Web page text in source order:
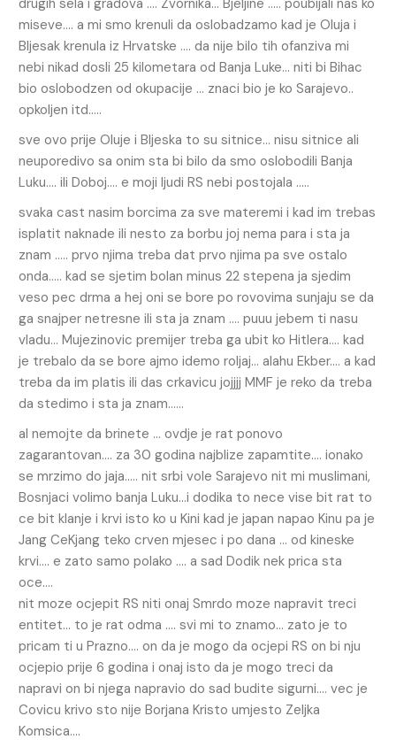
drugih sela i gradova …. Zvornika… Bjeljine ….. poubijali nas ko
miseve…. a mi smo krenuli da oslobadzamo kad je Oluja i
Bljesak krenula iz Hrvatske …. da nije bilo tih ofanziva mi
nebi nikad dosli 25 kilometara od Banja Luke… niti bi Bihac
bio oslobodzen od okupacije … znaci bio je ko Sarajevo..
opkoljen itd…..
sve ovo prije Oluje i Bljeska to su sitnice… nisu sitnice ali
neuporedivo sa onim sta bi bilo da smo oslobodili Banja
Luku…. ili Doboj…. e moji ljudi RS nebi postojala …..
svaka cast nasim borcima za sve materemi i kad im trebas
isplatit naknade ili nesto za borbu joj nema para i sta ja
znam ….. prvo njima treba dat prvo njima pa sve ostalo
onda….. kad se sjetim bolan minus 22 stepena ja sjedim
veso pec drma a hej oni se bore po rovovima sunjaju se da
ga snajper netresne ili sta ja znam …. puuu jebem ti nasu
vladu… Mujezinovic premijer treba ga ubit ko Hitlera…. kad
je trebalo da se bore ajmo idemo roljaj… alahu Ekber…. a kad
treba da im platis ili das crkavicu jojjjj MMF je reko da treba
da stedimo i sta ja znam……
al nemojte da brinete … ovdje je rat ponovo
zagarantovan…. za 30 godina najblize zapamtite…. ionako
se mrzimo do jaja….. nit srbi vole Sarajevo nit mi muslimani,
Bosnjaci volimo banja Luku…i dodika to nece vise bit rat to
ce bit klanje i krvi isto ko u Kini kad je japan napao Kinu pa je
Jang CeKjang teko crven mjesec i po dana … od kineske
krvi…. e zato samo polako …. a sad Dodik nek prica sta
oce….
nit moze ocjepit RS niti onaj Smrdo moze napravit treci
entitet… to je rat odma …. svi mi to znamo… zato je to
pricam ti u Prazno…. on da je mogo da ocjepi RS on bi nju
ocjepio prije 6 godina i onaj isto da je mogo treci da
napravi on bi njega napravio do sad budite sigurni…. vec je
Covicu krivo sto nije Borjana Kristo umjesto Zeljka
Komsica….